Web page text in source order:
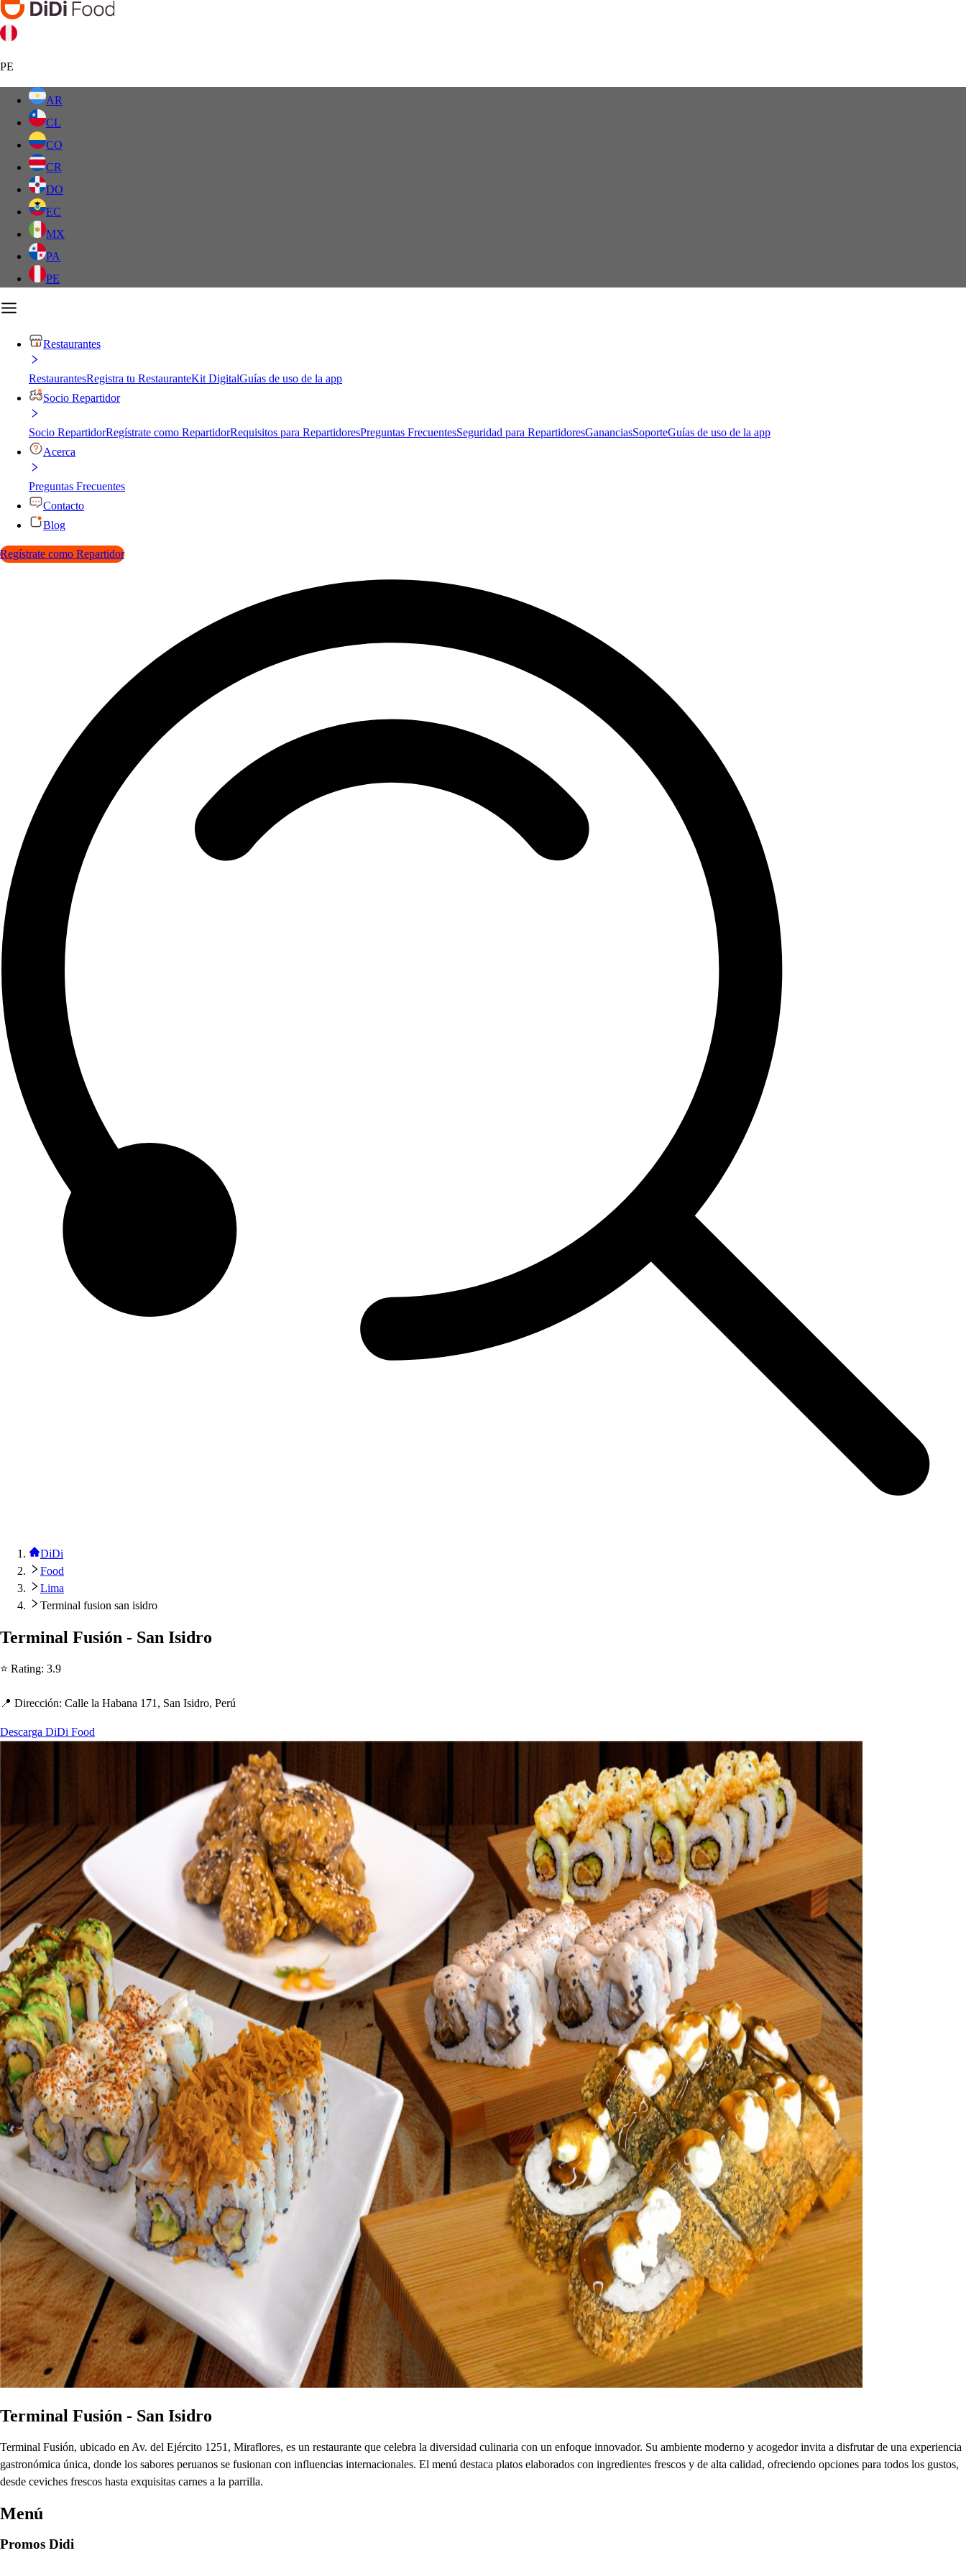
PE
AR
CL
CO
CR
DO
EC
MX
PA
PE
Restaurantes
RestaurantesRegistra tu RestauranteKit DigitalGuías de uso de la app
Socio Repartidor
Socio RepartidorRegístrate como RepartidorRequisitos para RepartidoresPreguntas FrecuentesSeguridad para RepartidoresGananciasSoporteGuías de uso de la app
Acerca
Preguntas Frecuentes
Contacto
Blog
Regístrate como Repartidor
DiDi
Food
Lima
Terminal fusion san isidro
Terminal Fusión - San Isidro
⭐ Rating: 3.9
📍 Dirección: Calle la Habana 171, San Isidro, Perú
Descarga DiDi Food
Terminal Fusión - San Isidro
Terminal Fusión, ubicado en Av. del Ejército 1251, Miraflores, es un restaurante que celebra la diversidad culinaria con un enfoque innovador. Su ambiente moderno y acogedor invita a disfrutar de una experiencia
gastronómica única, donde los sabores peruanos se fusionan con influencias internacionales. El menú destaca platos elaborados con ingredientes frescos y de alta calidad, ofreciendo opciones para todos los gustos,
desde ceviches frescos hasta exquisitas carnes a la parrilla.
Menú
Promos Didi